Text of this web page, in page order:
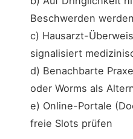
Beschwerden
c) Hausarzt-
signalisiert
d) Benachbarte
oder Worms als
e) Online-Portale
freie Slots prüfen